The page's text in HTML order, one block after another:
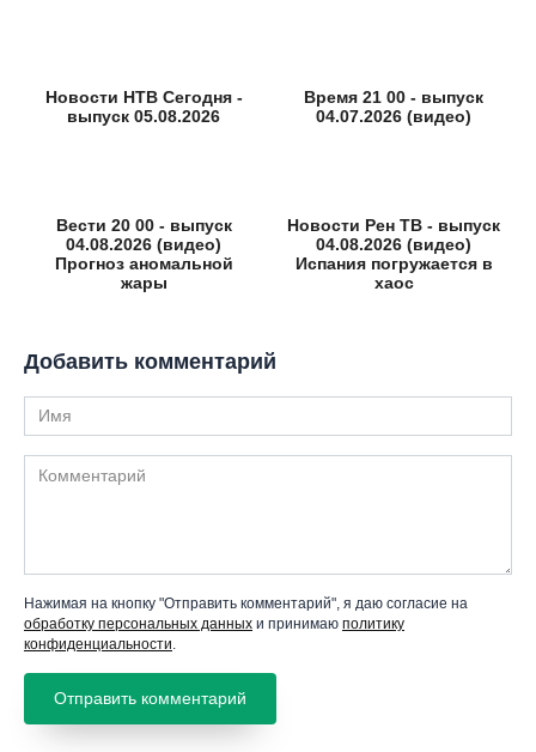
Новости НТВ Сегодня -
выпуск 05.08.2026
Время 21 00 - выпуск
04.07.2026 (видео)
Вести 20 00 - выпуск
04.08.2026 (видео)
Прогноз аномальной
жары
Новости Рен ТВ - выпуск
04.08.2026 (видео)
Испания погружается в
хаос
Добавить комментарий
Имя
Комментарий
Нажимая на кнопку "Отправить комментарий", я даю согласие на
обработку персональных данных и принимаю политику
конфиденциальности.